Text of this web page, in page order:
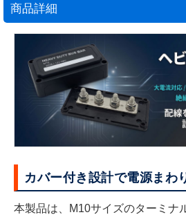
商品詳細
カバー付き設計で電源まわ
本製品は、M10サイズのターミナ